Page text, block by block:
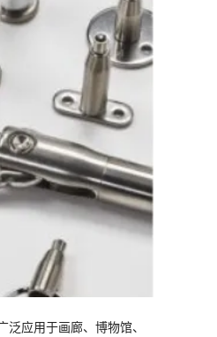
应用于画廊、博物馆、